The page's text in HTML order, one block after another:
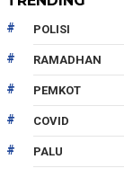
POLISI
RAMADHAN
PEMKOT
COVID
PALU